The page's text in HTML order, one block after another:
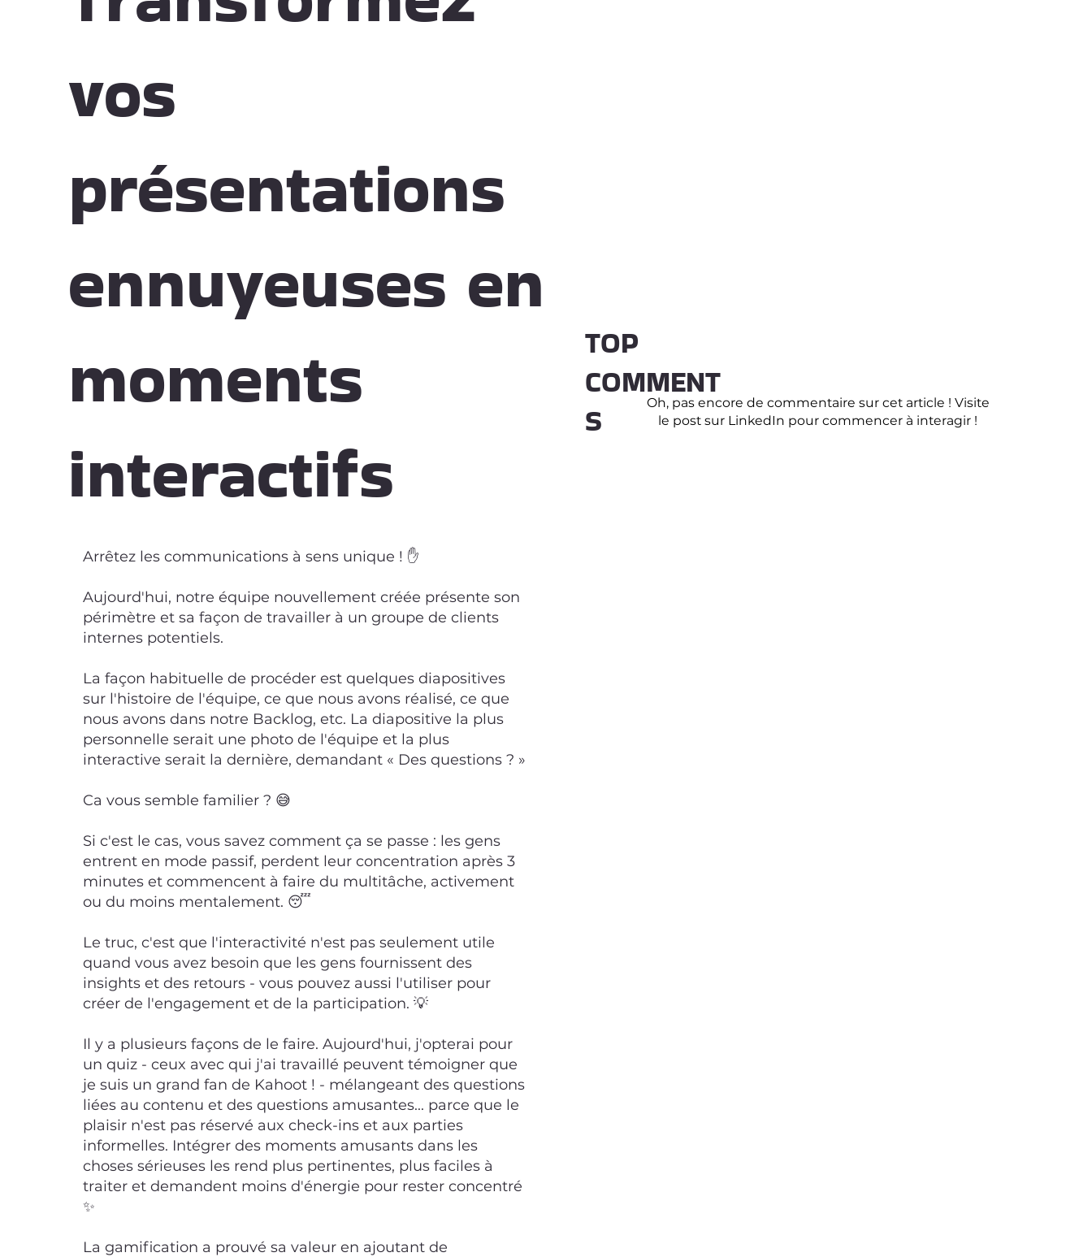
vos
présentations
ennuyeuses en
moments
interactifs
Arrêtez les communications à sens unique ! ✋
Aujourd'hui, notre équipe nouvellement créée présente son
périmètre et sa façon de travailler à un groupe de clients
internes potentiels.
La façon habituelle de procéder est quelques diapositives
sur l'histoire de l'équipe, ce que nous avons réalisé, ce que
nous avons dans notre Backlog, etc. La diapositive la plus
personnelle serait une photo de l'équipe et la plus
interactive serait la dernière, demandant « Des questions ? »
Ca vous semble familier ? 😅
Si c'est le cas, vous savez comment ça se passe : les gens
entrent en mode passif, perdent leur concentration après 3
minutes et commencent à faire du multitâche, activement
ou du moins mentalement. 😴
Le truc, c'est que l'interactivité n'est pas seulement utile
quand vous avez besoin que les gens fournissent des
insights et des retours - vous pouvez aussi l'utiliser pour
créer de l'engagement et de la participation. 💡
Il y a plusieurs façons de le faire. Aujourd'hui, j'opterai pour
un quiz - ceux avec qui j'ai travaillé peuvent témoigner que
je suis un grand fan de Kahoot ! - mélangeant des questions
liées au contenu et des questions amusantes... parce que le
plaisir n'est pas réservé aux check-ins et aux parties
informelles. Intégrer des moments amusants dans les
choses sérieuses les rend plus pertinentes, plus faciles à
traiter et demandent moins d'énergie pour rester concentré
✨
La gamification a prouvé sa valeur en ajoutant de
TOP
COMMENT
S
Oh, pas encore de commentaire sur cet article ! Visite
le post sur LinkedIn pour commencer à interagir !